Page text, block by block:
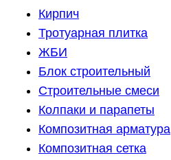
Кирпич
Тротуарная плитка
ЖБИ
Блок строительный
Строительные смеси
Колпаки и парапеты
Композитная арматура
Композитная сетка